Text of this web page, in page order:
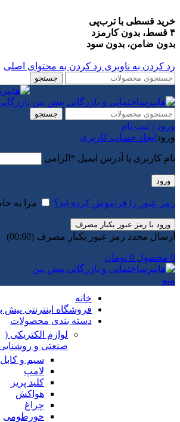
خرید قسطی با ترب‌پی
۴ قسط، بدون کارمزد
بدون ضامن، بدون سود
رد کردن به ناوبری رد کردن به محتوای اصلی
جستجو
جستجو
ورود / ثبت نام
ورود ایجاد حساب کاربری
نام کاربری یا آدرس ایمیل * الزامی
ورود
رمز عبور را فراموش کرده اید؟ مرا به
ورود با رمز عبور یکبار مصرف
ارسال مجدد رمز عبور یکبار مصرف (00:
60
)
0 محصول 0 تومان
منو
خانه
فروشگاه اینترنتی پیش
دسته بندی محصولات
لوازم الکتریکی (
صنعتی و
سیم و کابل
لامپ
کلید پریز
هواکش
چراغ
خورطومی